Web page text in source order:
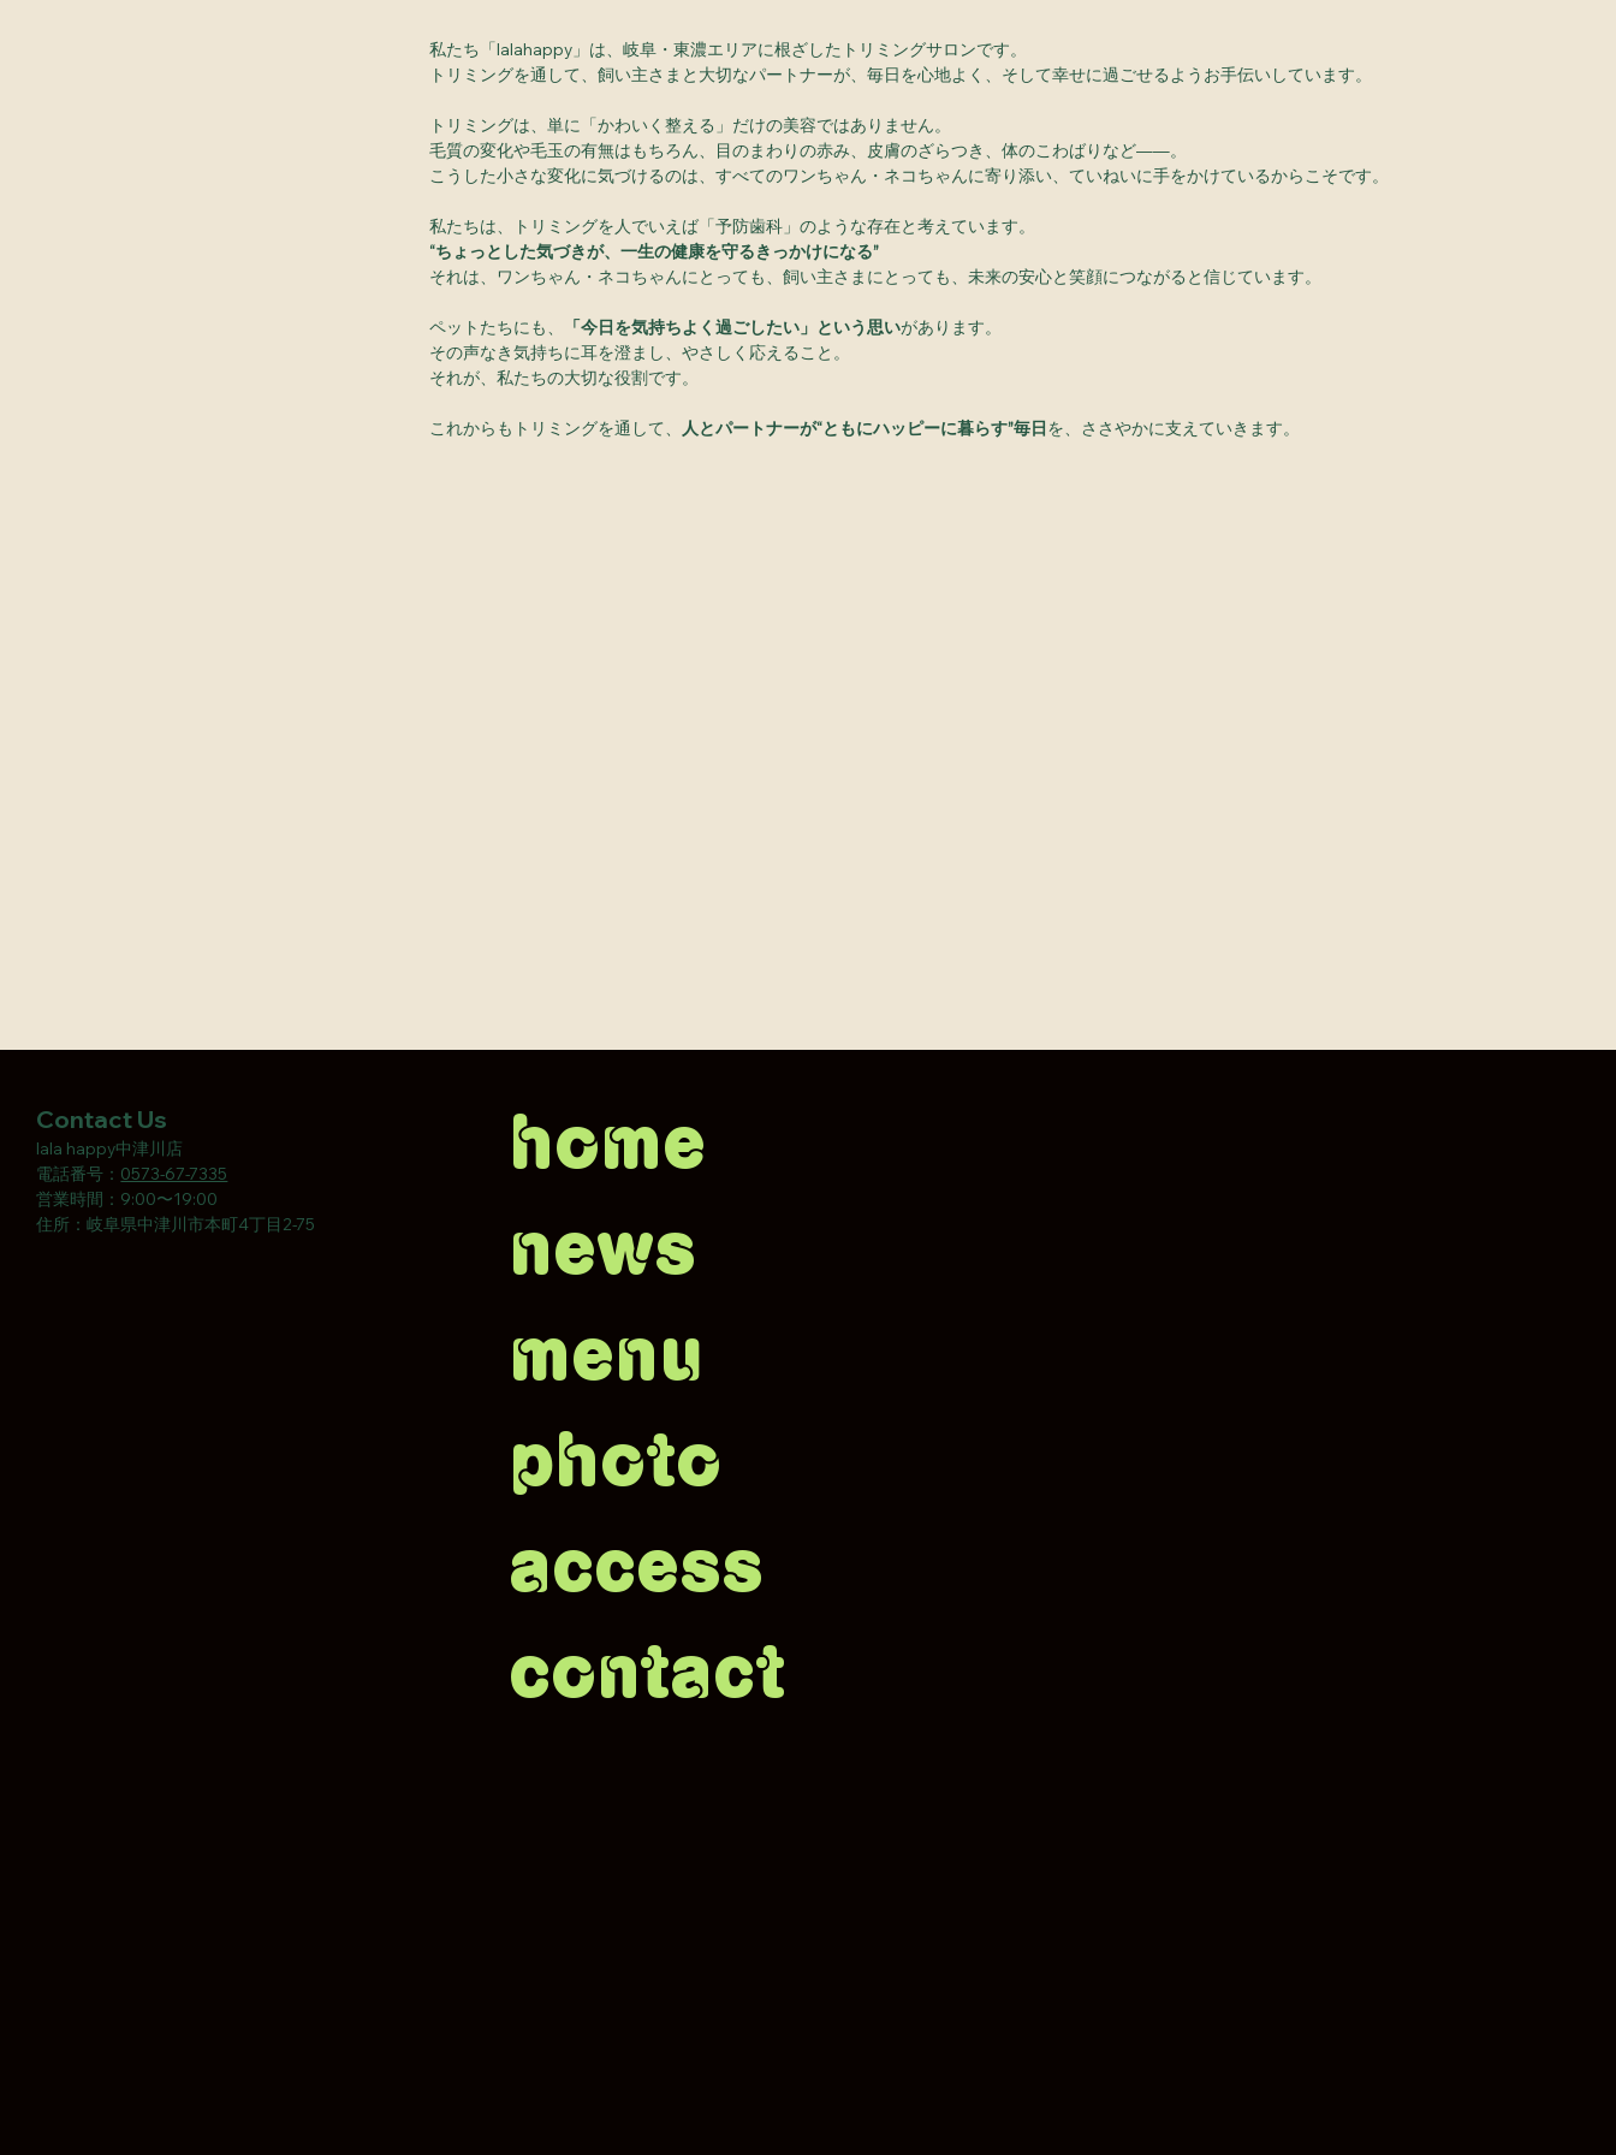
私たち「lalahappy」は、岐阜・東濃エリアに根ざしたトリミングサロンです。
トリミングを通して、飼い主さまと大切なパートナーが、毎日を心地よく、そして幸せに過ごせるようお手伝いしています。
トリミングは、単に「かわいく整える」だけの美容ではありません。
毛質の変化や毛玉の有無はもちろん、目のまわりの赤み、皮膚のざらつき、体のこわばりなど——。
こうした小さな変化に気づけるのは、すべてのワンちゃん・ネコちゃんに寄り添い、ていねいに手をかけているからこそです。
私たちは、トリミングを人でいえば「予防歯科」のような存在と考えています。
“ちょっとした気づきが、一生の健康を守るきっかけになる”
それは、ワンちゃん・ネコちゃんにとっても、飼い主さまにとっても、未来の安心と笑顔につながると信じています。
ペットたちにも、 「今日を気持ちよく過ごしたい」という思いがあります。
その声なき気持ちに耳を澄まし、やさしく応えること。
それが、私たちの大切な役割です。
これからもトリミングを通して、 人とパートナーが“ともにハッピーに暮らす”毎日を、ささやかに支えていきます。
Contact Us
​lala happy中津川店
電話番号： 0573-67-7335
​営業時間：9:00〜19:00
住所：岐阜県中津川市本町4丁目2-75
home
news
menu
photo
access
contact